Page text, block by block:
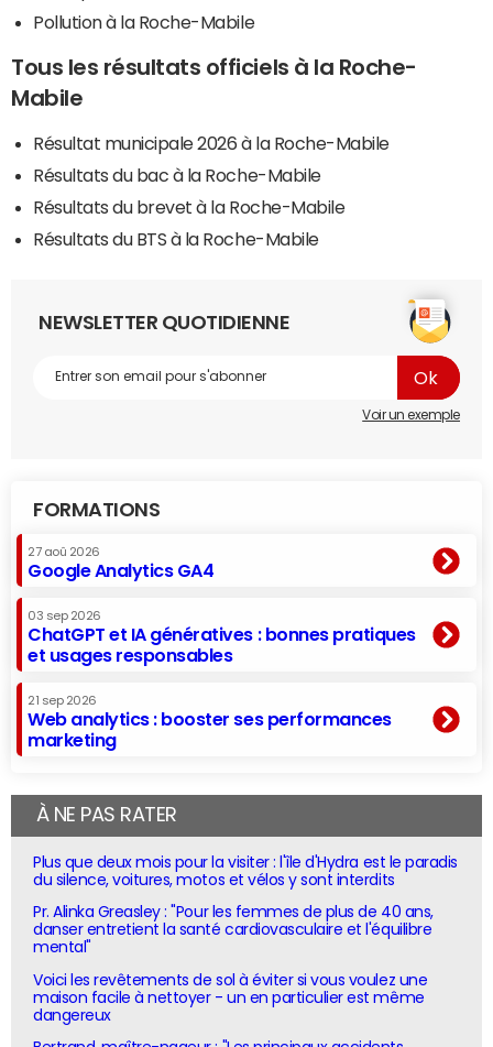
Pollution à la Roche-Mabile
Tous les résultats officiels à la Roche-
Mabile
Résultat municipale 2026 à la Roche-Mabile
Résultats du bac à la Roche-Mabile
Résultats du brevet à la Roche-Mabile
Résultats du BTS à la Roche-Mabile
NEWSLETTER QUOTIDIENNE
Voir un exemple
FORMATIONS
27 aoû 2026
Google Analytics GA4
03 sep 2026
ChatGPT et IA génératives : bonnes pratiques
et usages responsables
21 sep 2026
Web analytics : booster ses performances
marketing
À NE PAS RATER
Plus que deux mois pour la visiter : l'île d'Hydra est le paradis
du silence, voitures, motos et vélos y sont interdits
Pr. Alinka Greasley : "Pour les femmes de plus de 40 ans,
danser entretient la santé cardiovasculaire et l'équilibre
mental"
Voici les revêtements de sol à éviter si vous voulez une
maison facile à nettoyer - un en particulier est même
dangereux